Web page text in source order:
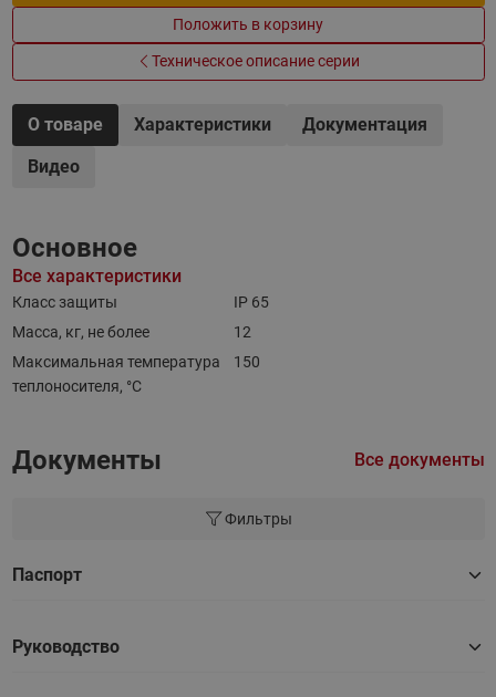
Положить в корзину
Техническое описание серии
О товаре Характеристики
Документация
Видео
Основное
Все характеристики
Класс защиты
IP 65
Масса, кг, не более
12
Максимальная температура
теплоносителя, °C
150
Документы Все документы
Фильтры
Паспорт
Руководство